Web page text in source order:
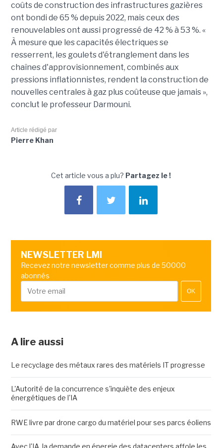
coûts de construction des infrastructures gazières
ont bondi de 65 % depuis 2022, mais ceux des
renouvelables ont aussi progressé de 42 % à 53 %. «
À mesure que les capacités électriques se
resserrent, les goulets d'étranglement dans les
chaînes d'approvisionnement, combinés aux
pressions inflationnistes, rendent la construction de
nouvelles centrales à gaz plus coûteuse que jamais »,
conclut le professeur Darmouni.
Article rédigé par
Pierre Khan
Cet article vous a plu? Partagez le !
NEWSLETTER LMI
Recevez notre newsletter comme plus de 50000
abonnés
OK
A lire aussi
Le recyclage des métaux rares des matériels IT progresse
L'Autorité de la concurrence s'inquiète des enjeux
énergétiques de l'IA
RWE livre par drone cargo du matériel pour ses parcs éoliens